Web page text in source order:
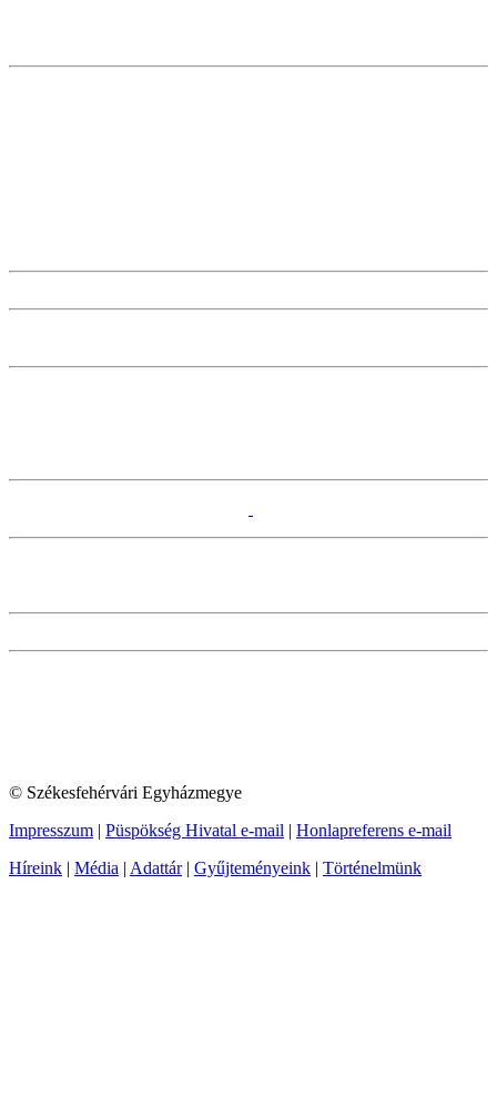
© Székesfehérvári Egyházmegye
Impresszum | Püspökség Hivatal e-mail | Honlapreferens e-mail
Híreink | Média | Adattár| Gyűjteményeink | Történelmünk